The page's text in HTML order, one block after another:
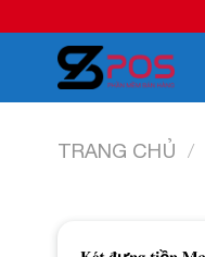
to
content
TRANG CHỦ /